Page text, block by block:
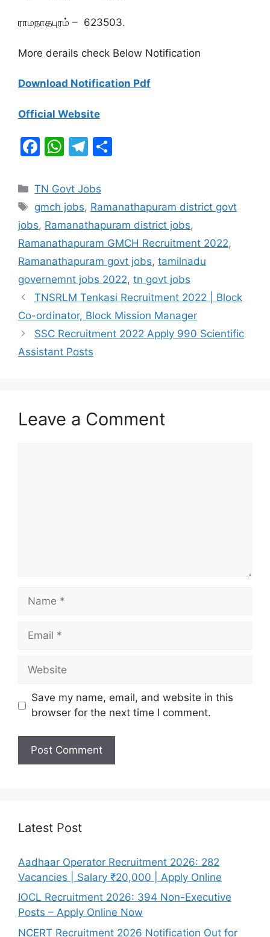
ராமநாதபுரம் – 623503.
More derails check Below Notification
Download Notification Pdf
Official Website
F
c
e
b
o
o
k
W
at
s
A
p
p
T
e
gr
a
m
e
Categories
TN Govt Jobs
Tags
gmch jobs, Ramanathapuram district govt
jobs, Ramanathapuram district jobs,
Ramanathapuram GMCH Recruitment 2022,
Ramanathapuram govt jobs, tamilnadu
governemnt jobs 2022, tn govt jobs
TNSRLM Tenkasi Recruitment 2022 | Block
Co-ordinator, Block Mission Manager
SSC Recruitment 2022 Apply 990 Scientific
Assistant Posts
Leave a Comment
Name
Email
Website
Save my name, email, and website in this
browser for the next time I comment.
Latest Post
Aadhaar Operator Recruitment 2026: 282
Vacancies | Salary ₹20,000 | Apply Online
IOCL Recruitment 2026: 394 Non-Executive
Posts – Apply Online Now
NCERT Recruitment 2026 Notification Out for